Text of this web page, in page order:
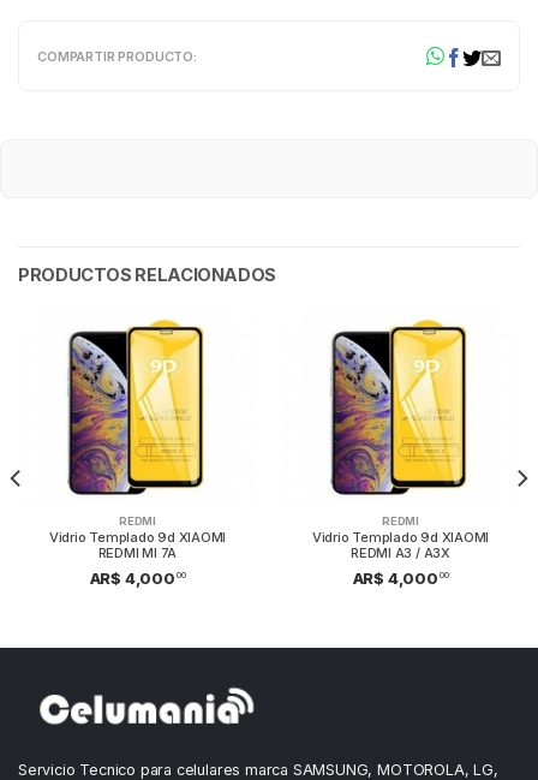
COMPARTIR PRODUCTO:
PRODUCTOS RELACIONADOS
REDMI
Vidrio Templado 9d XIAOMI
REDMI MI 7A
AR$ 4,000 00
REDMI
Vidrio Templado 9d XIAOMI
REDMI A3 / A3X
AR$ 4,000 00
Servicio Tecnico para celulares marca SAMSUNG, MOTOROLA, LG,